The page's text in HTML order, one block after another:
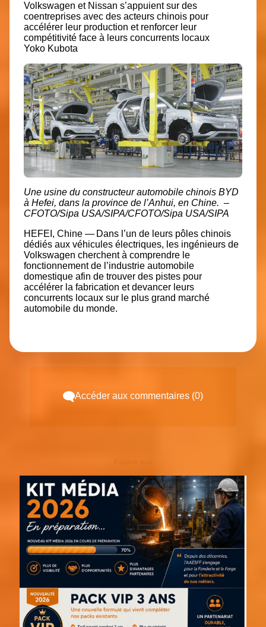
Volkswagen et Nissan s’appuient sur des
coentreprises avec des acteurs chinois pour
accélérer leur production et renforcer leur
compétitivité face à leurs concurrents locaux
Yoko Kubota
Une usine du constructeur automobile chinois BYD
à Hefei, dans la province de l’Anhui, en Chine. –
CFOTO/Sipa USA/SIPA/CFOTO/Sipa USA/SIPA
HEFEI, Chine — Dans l’un de leurs pôles chinois
dédiés aux véhicules électriques, les ingénieurs de
Volkswagen cherchent à comprendre le
fonctionnement de l’industrie automobile
domestique afin de trouver des pistes pour
accélérer la fabrication et devancer leurs
concurrents locaux sur le plus grand marché
automobile du monde.
Accéder aux commentaires (0)